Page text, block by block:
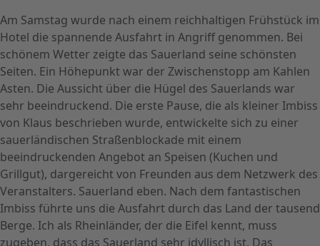
Am Samstag wurde nach einem reichhaltigen Frühstück im
Hotel die spannende Ausfahrt in Angriff genommen. Bei
schönem Wetter zeigte das Sauerland seine schönsten
Seiten. Ein Höhepunkt war der Zwischenstopp am Kahlen
Asten. Die Aussicht über die Hügel des Sauerlands war
sehr beeindruckend. Die erste Pause, die als kleiner Imbiss
von Klaus beschrieben wurde, entwickelte sich zu einer
sauerländischen Straßenblockade mit einem
beeindruckenden Angebot an Speisen (Kuchen und
Grillgut), dargereicht von Freunden aus dem Netzwerk des
Veranstalters. Sauerland eben. Nach dem fantastischen
Imbiss führte uns die Ausfahrt durch das Land der tausend
Berge. Ich als Rheinländer, der die Eifel kennt, muss
zugeben, dass das Sauerland sehr idyllisch ist. Das